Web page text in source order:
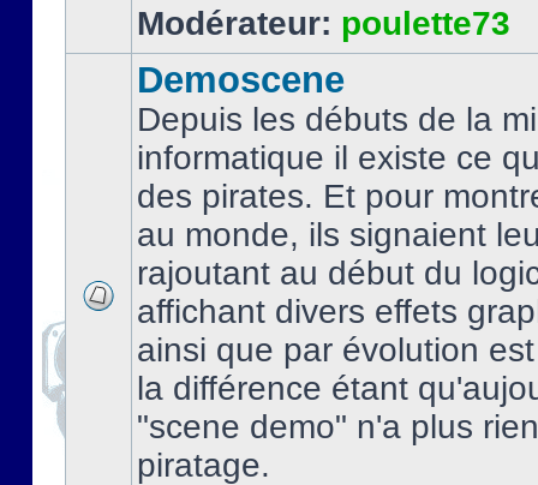
Modérateur: poulette73
Demoscene
Depuis les débuts de la
informatique il existe ce
des pirates. Et pour
au monde, ils signaient
rajoutant au début du
affichant divers effets
ainsi que par évolution
la différence étant
"scene demo" n'a plus
piratage.